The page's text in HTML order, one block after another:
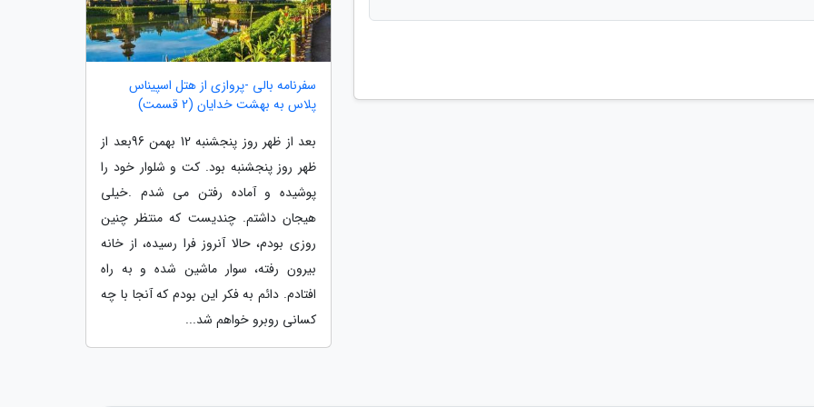
سفرنامه بالی -پروازی از هتل اسپیناس
پلاس به بهشت خدایان (2 قسمت)
بعد از ظهر روز پنجشنبه 12 بهمن 96بعد از
ظهر روز پنجشنبه بود. کت و شلوار خود را
پوشیده و آماده رفتن می شدم .خیلی
هیجان داشتم. چندیست که منتظر چنین
روزی بودم، حالا آنروز فرا رسیده، از خانه
بیرون رفته، سوار ماشین شده و به راه
افتادم. دائم به فکر این بودم که آنجا با چه
کسانی روبرو خواهم شد...